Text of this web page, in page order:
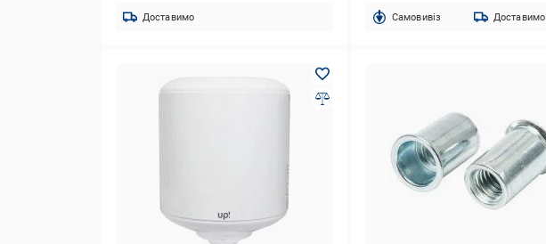
Доставимо Cамовивіз Доставимо